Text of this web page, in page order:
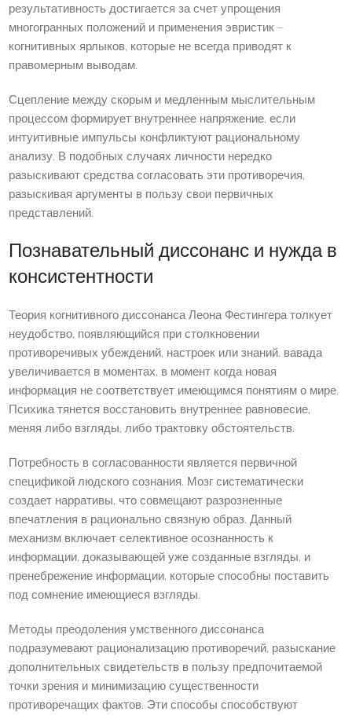
результативность достигается за счет упрощения
многогранных положений и применения эвристик –
когнитивных ярлыков, которые не всегда приводят к
правомерным выводам.
Сцепление между скорым и медленным мыслительным
процессом формирует внутреннее напряжение, если
интуитивные импульсы конфликтуют рациональному
анализу. В подобных случаях личности нередко
разыскивают средства согласовать эти противоречия,
разыскивая аргументы в пользу свои первичных
представлений.
Познавательный диссонанс и нужда в
консистентности
Теория когнитивного диссонанса Леона Фестингера толкует
неудобство, появляющийся при столкновении
противоречивых убеждений, настроек или знаний. вавада
увеличивается в моментах, в момент когда новая
информация не соответствует имеющимся понятиям о мире.
Психика тянется восстановить внутреннее равновесие,
меняя либо взгляды, либо трактовку обстоятельств.
Потребность в согласованности является первичной
спецификой людского сознания. Мозг систематически
создает нарративы, что совмещают разрозненные
впечатления в рационально связную образ. Данный
механизм включает селективное осознанность к
информации, доказывающей уже созданные взгляды, и
пренебрежение информации, которые способны поставить
под сомнение имеющиеся взгляды.
Методы преодоления умственного диссонанса
подразумевают рационализацию противоречий, разыскание
дополнительных свидетельств в пользу предпочитаемой
точки зрения и минимизацию существенности
противоречащих фактов. Эти способы способствуют